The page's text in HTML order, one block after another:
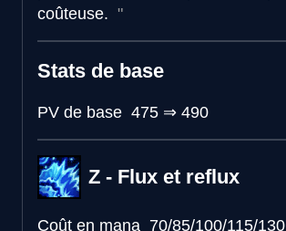
coûteuse.
Stats de base
PV de base 475 ⇒ 490
Z - Flux et reflux
Coût en mana 70/85/100/115/130